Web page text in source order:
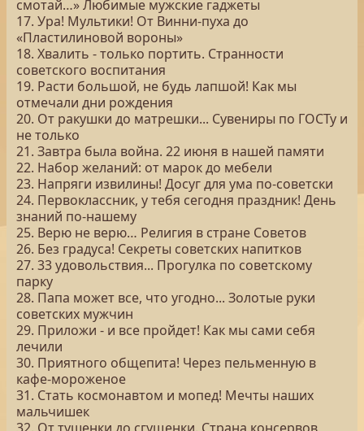
смотай…» Любимые мужские гаджеты
17. Ура! Мультики! От Винни-пуха до
«Пластилиновой вороны»
18. Хвалить - только портить. Странности
советского воспитания
19. Расти большой, не будь лапшой! Как мы
отмечали дни рождения
20. От ракушки до матрешки... Сувениры по ГОСТу и
не только
21. Завтра была война. 22 июня в нашей памяти
22. Набор желаний: от марок до мебели
23. Напряги извилины! Досуг для ума по-советски
24. Первоклассник, у тебя сегодня праздник! День
знаний по-нашему
25. Верю не верю… Религия в стране Советов
26. Без градуса! Секреты советских напитков
27. 33 удовольствия... Прогулка по советскому
парку
28. Папа может все, что угодно... Золотые руки
советских мужчин
29. Приложи - и все пройдет! Как мы сами себя
лечили
30. Приятного общепита! Через пельменную в
кафе-мороженое
31. Стать космонавтом и мопед! Мечты наших
мальчишек